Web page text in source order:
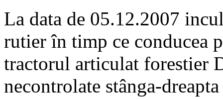
La data de 05.12.2007
rutier în timp ce conducea
tractorul articulat forestier
necontrolate stânga-